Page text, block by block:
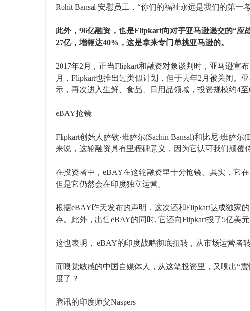
Rohit Bansal 安慰员工，“你们的福祉永远是我们的第一
此外，96亿融资，也是Flipkart向对手亚马逊递交的“应
27亿，增幅达40%，这是拿来专门单挑亚马逊的。
2017年2月，正当Flipkart和融资对象谈判时，亚马逊宣
月，Flipkart也推出过类似计划，但于去年2月被关闭。
示，再次进入生鲜、食品、日用品领域，投资规模约4
eBAY抢镜
Flipkart创始人萨钦·班萨尔(Sachin Bansal)和比尼·班萨
来说，这轮融资具有里程碑意义，因为它认可我们颠覆
在投资者中，eBAY在这轮融资里十分抢镜。其实，它
但是它仍然会在印度独立运营。
根据eBAY昨天发布的声明，这次还和Flipkart达成独家
存。此外，出售eBAY的同时, 它还向Flipkart投了5亿美元
这也表明， eBAY的印度战略彻底扭转，从市场运营者
而嗅觉敏感的中国自媒体人，从这笔投资里，又嗅出“
度了？
腾讯的印度师父Naspers